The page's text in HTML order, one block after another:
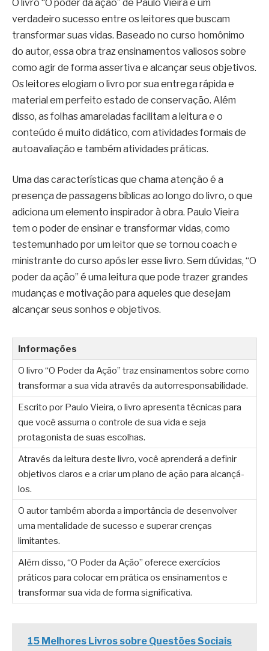
O livro “O poder da ação” de Paulo Vieira é um
verdadeiro sucesso entre os leitores que buscam
transformar suas vidas. Baseado no curso homônimo
do autor, essa obra traz ensinamentos valiosos sobre
como agir de forma assertiva e alcançar seus objetivos.
Os leitores elogiam o livro por sua entrega rápida e
material em perfeito estado de conservação. Além
disso, as folhas amareladas facilitam a leitura e o
conteúdo é muito didático, com atividades formais de
autoavaliação e também atividades práticas.
Uma das características que chama atenção é a
presença de passagens bíblicas ao longo do livro, o que
adiciona um elemento inspirador à obra. Paulo Vieira
tem o poder de ensinar e transformar vidas, como
testemunhado por um leitor que se tornou coach e
ministrante do curso após ler esse livro. Sem dúvidas, “O
poder da ação” é uma leitura que pode trazer grandes
mudanças e motivação para aqueles que desejam
alcançar seus sonhos e objetivos.
Informações
O livro “O Poder da Ação” traz ensinamentos sobre como
transformar a sua vida através da autorresponsabilidade.
Escrito por Paulo Vieira, o livro apresenta técnicas para
que você assuma o controle de sua vida e seja
protagonista de suas escolhas.
Através da leitura deste livro, você aprenderá a definir
objetivos claros e a criar um plano de ação para alcançá-
los.
O autor também aborda a importância de desenvolver
uma mentalidade de sucesso e superar crenças
limitantes.
Além disso, “O Poder da Ação” oferece exercícios
práticos para colocar em prática os ensinamentos e
transformar sua vida de forma significativa.
15 Melhores Livros sobre Questões Sociais